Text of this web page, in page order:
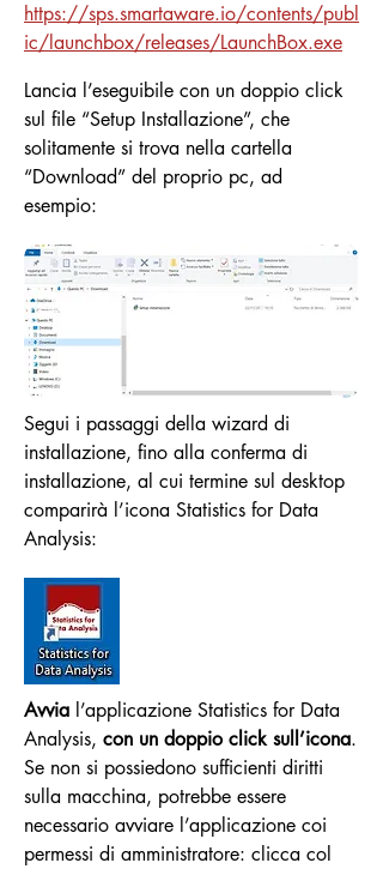
https://sps.smartaware.io/contents/publ
ic/launchbox/releases/LaunchBox.exe
Lancia l’eseguibile con un doppio click
sul file “Setup Installazione”, che
solitamente si trova nella cartella
“Download” del proprio pc, ad
esempio:
Segui i passaggi della wizard di
installazione, fino alla conferma di
installazione, al cui termine sul desktop
comparirà l’icona Statistics for Data
Analysis:
Avvia l’applicazione Statistics for Data
Analysis, con un doppio click sull’icona.
Se non si possiedono sufficienti diritti
sulla macchina, potrebbe essere
necessario avviare l’applicazione coi
permessi di amministratore: clicca col